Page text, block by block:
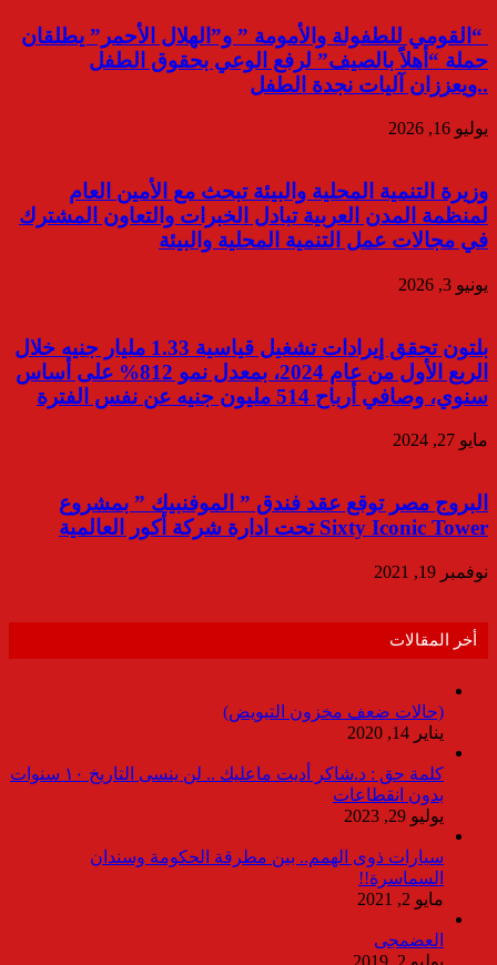
“القومي للطفولة والأمومة ” و”الهلال الأحمر” يطلقان
حملة “أهلاً بالصيف” لرفع الوعي بحقوق الطفل
..ويعززان آليات نجدة الطفل
يوليو 16, 2026
وزيرة التنمية المحلية والبيئة تبحث مع الأمين العام
لمنظمة المدن العربية تبادل الخبرات والتعاون المشترك
في مجالات عمل التنمية المحلية والبيئة
يونيو 3, 2026
بلتون تحقق إيرادات تشغيل قياسية 1.33 مليار جنيه خلال
الربع الأول من عام 2024، بمعدل نمو 812% على أساس
سنوي، وصافي أرباح 514 مليون جنيه عن نفس الفترة
مايو 27, 2024
البروج مصر توقع عقد فندق ” الموفنبيك ” بمشروع
Sixty Iconic Tower تحت ادارة شركة أكور العالمية
نوفمبر 19, 2021
أخر المقالات
(حالات ضعف مخزون التبويض)
يناير 14, 2020
كلمة حق : د.شاكر أديت ماعليك .. لن ينسى التاريخ ١٠ سنوات
بدون انقطاعات
يوليو 29, 2023
سيارات ذوى الهمم.. بين مطرقة الحكومة وسندان
السماسرة!!
مايو 2, 2021
العضمجى
يوليو 2, 2019